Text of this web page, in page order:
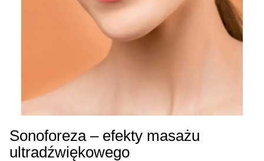
Sonoforeza – efekty masażu
ultradźwiękowego